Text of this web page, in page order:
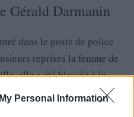
Personal Information
Gérald Darmanin
dans le poste de police
reprises la femme de
elle a été blessée à la
suspect a été arrêté après un
d’intervention de la